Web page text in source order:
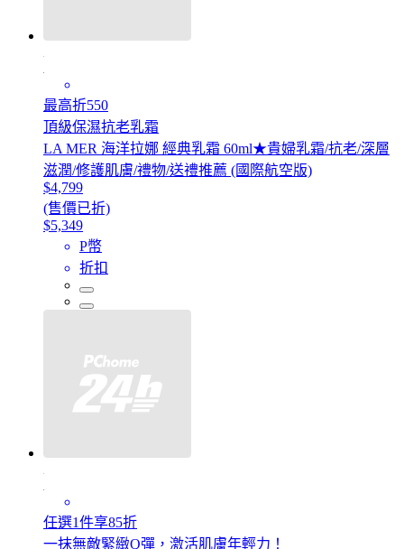
最高折550
頂級保濕抗老乳霜
LA MER 海洋拉娜 經典乳霜 60ml★貴婦乳霜/抗老/深層
滋潤/修護肌膚/禮物/送禮推薦 (國際航空版)
$4,799
(售價已折)
$5,349
P幣
折扣
任選1件享85折
一抹無敵緊緻Q彈，激活肌膚年輕力！